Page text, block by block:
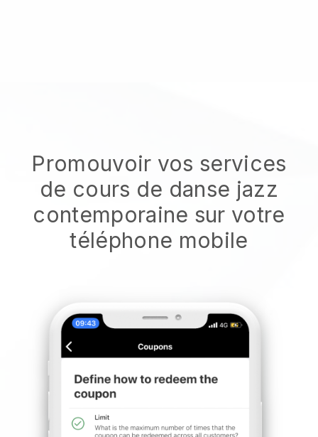
Promouvoir vos services
de cours de danse jazz
contemporaine sur votre
téléphone mobile